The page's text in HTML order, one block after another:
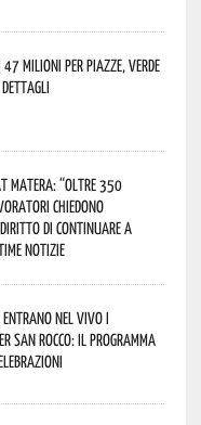
milioni per piazze, verde
dettagli
Matera: “Oltre 350
chiedono
diritto di continuare a
notizie
entrano nel vivo i
San Rocco: il programma